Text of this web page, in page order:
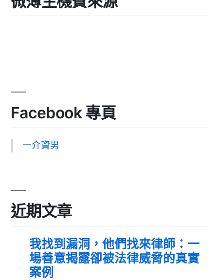
Facebook 專頁
一介資男
近期文章
我找到漏洞，他們找來律師：一
場善意揭露卻被法律威脅的真實
案例